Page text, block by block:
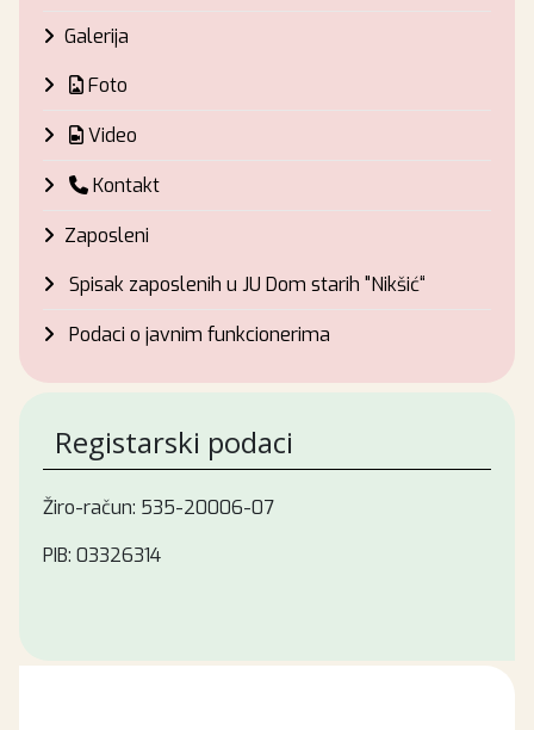
Galerija
Foto
Video
Kontakt
Zaposleni
Spisak zaposlenih u JU Dom starih "Nikšić“
Podaci o javnim funkcionerima
Registarski podaci
Žiro-račun: 535-20006-07
PIB: 03326314